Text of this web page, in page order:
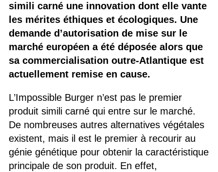
simili carné une innovation dont elle vante
les mérites éthiques et écologiques. Une
demande d’autorisation de mise sur le
marché européen a été déposée alors que
sa commercialisation outre-Atlantique est
actuellement remise en cause.
L’Impossible Burger n’est pas le premier
produit simili carné qui entre sur le marché.
De nombreuses autres alternatives végétales
existent, mais il est le premier à recourir au
génie génétique pour obtenir la caractéristique
principale de son produit. En effet,